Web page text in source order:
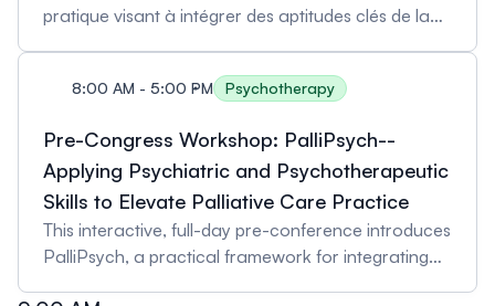
pratique visant à intégrer des aptitudes clés de la
situations cliniques, des exercices appliqués et des
leurs compétences en évaluation et en prise en
charge fondée sur les données probantes d’un
éventail de troubles psychologiques pertinents à
leur pratique. Les participants sont invités à
réfléchir à un cas clinique complexe auquel ils ont
8:00 AM - 5:00 PM Psychotherapy
Pre-Congress Workshop: PalliPsych--
Applying Psychiatric and Psychotherapeutic
Skills to Elevate Palliative Care Practice
This interactive, full-day pre-conference introduces
PalliPsych, a practical framework for integrating